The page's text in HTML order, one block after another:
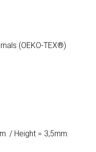
(OEKO-TEX®)
/ Height = 3,5mm.